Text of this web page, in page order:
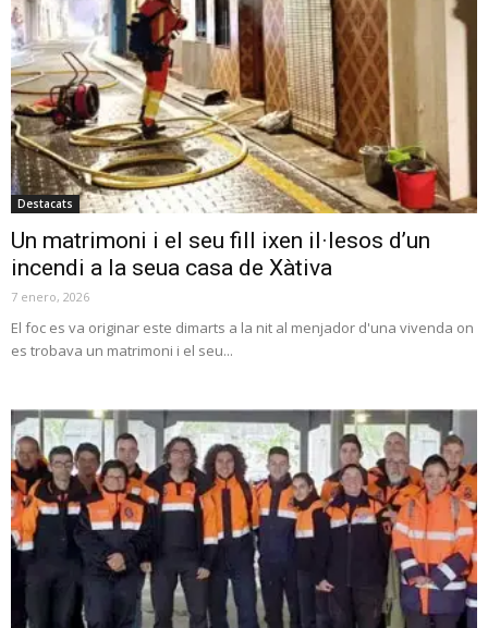
Destacats
Un matrimoni i el seu fill ixen il·lesos d’un
incendi a la seua casa de Xàtiva
7 enero, 2026
El foc es va originar este dimarts a la nit al menjador d'una vivenda on
es trobava un matrimoni i el seu...